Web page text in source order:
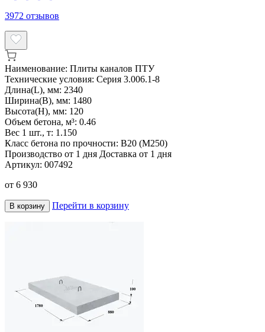
3972 отзывов
Наименование: Плиты каналов ПТУ
Технические условия: Серия 3.006.1-8
Длина(L), мм: 2340
Ширина(B), мм: 1480
Высота(H), мм: 120
Объем бетона, м³: 0.46
Вес 1 шт., т: 1.150
Класс бетона по прочности: B20 (M250)
Производство от 1 дня Доставка от 1 дня
Артикул: 007492
от 6 930
В корзину Перейти в корзину